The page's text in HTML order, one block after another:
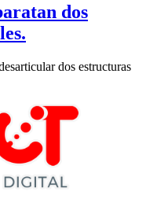
dos
dos estructuras